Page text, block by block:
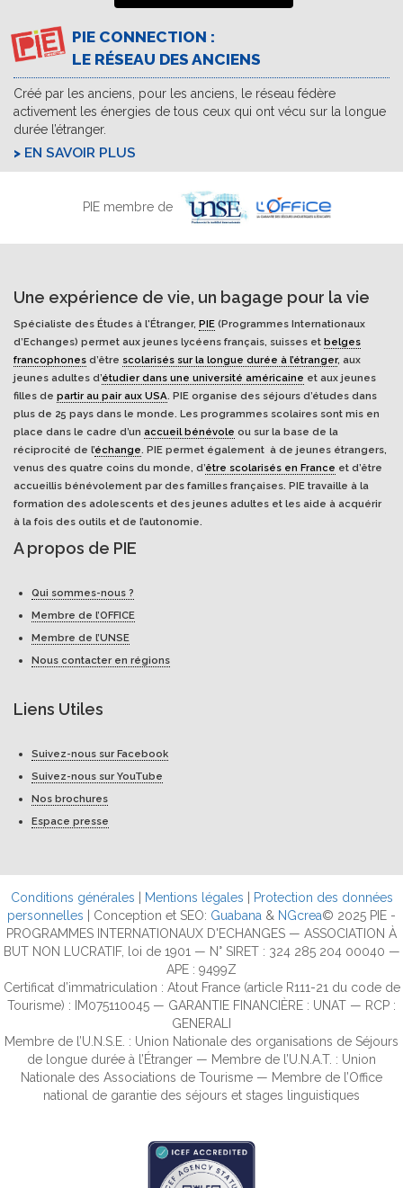
PIE CONNECTION :
LE RÉSEAU DES ANCIENS
Créé par les anciens, pour les anciens, le réseau fédère
activement les énergies de tous ceux qui ont vécu sur la longue
durée l’étranger.
EN SAVOIR PLUS
PIE membre de
Une expérience de vie, un bagage pour la vie
Spécialiste des Études à l'Étranger, PIE (Programmes Internationaux
d’Echanges) permet aux jeunes lycéens français, suisses et belges
francophones d’être scolarisés sur la longue durée à l’étranger, aux
jeunes adultes d’étudier dans une université américaine et aux jeunes
filles de partir au pair aux USA. PIE organise des séjours d’études dans
plus de 25 pays dans le monde. Les programmes scolaires sont mis en
place dans le cadre d’un accueil bénévole ou sur la base de la
réciprocité de l’échange. PIE permet également à de jeunes étrangers,
venus des quatre coins du monde, d’être scolarisés en France et d’être
accueillis bénévolement par des familles françaises. PIE travaille à la
formation des adolescents et des jeunes adultes et les aide à acquérir
à la fois des outils et de l’autonomie.
A propos de PIE
Qui sommes-nous ?
Membre de l’OFFICE
Membre de l’UNSE
Nous contacter en régions
Liens Utiles
Suivez-nous sur Facebook
Suivez-nous sur YouTube
Nos brochures
Espace presse
Conditions générales Mentions légales
Protection des données
personnelles | Conception et SEO: Guabana & NGcrea© 2025 PIE -
PROGRAMMES INTERNATIONAUX D'ECHANGES — ASSOCIATION À
BUT NON LUCRATIF, loi de 1901 — N° SIRET : 324 285 204 00040 —
APE : 9499Z
Certificat d’immatriculation : Atout France (article R111-21 du code de
Tourisme) : IM075110045 — GARANTIE FINANCIÈRE : UNAT — RCP :
GENERALI
Membre de l’U.N.S.E. : Union Nationale des organisations de Séjours
de longue durée à l’Étranger — Membre de l’U.N.A.T. : Union
Nationale des Associations de Tourisme — Membre de l’Office
national de garantie des séjours et stages linguistiques